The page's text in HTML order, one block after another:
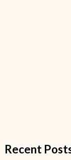
Recent